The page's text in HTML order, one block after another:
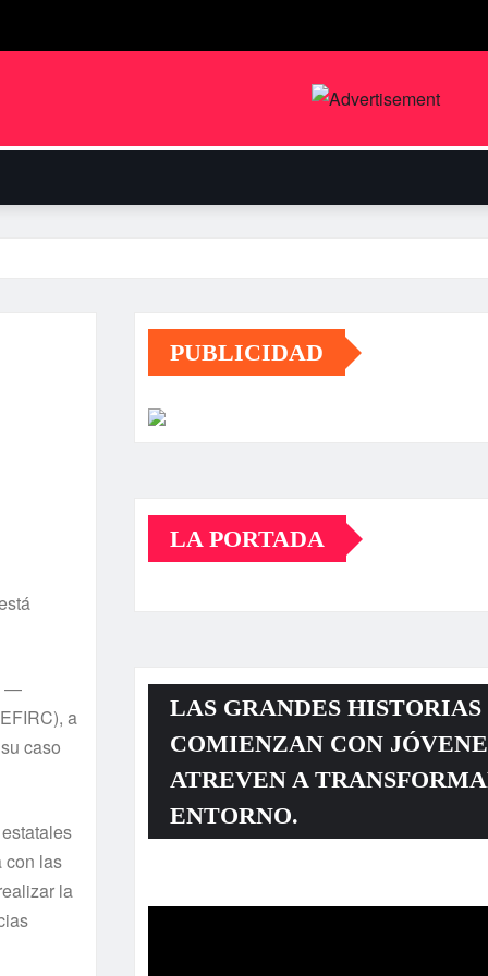
—
a
caso
con las
la
PUBLICIDAD
LA PORTADA
LAS GRANDES HISTORIAS
COMIENZAN CON
ATREVEN A
ENTORNO.